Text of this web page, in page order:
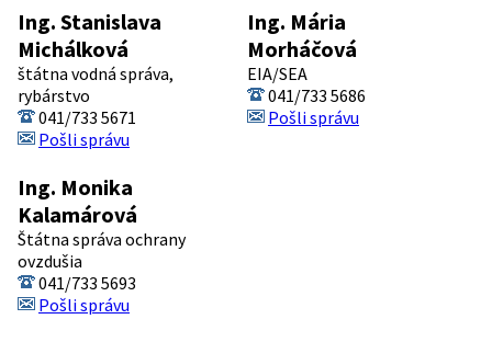
Ing. Stanislava
Michálková
štátna vodná správa,
rybárstvo
041/733 5671
Pošli správu
Ing. Mária
Morháčová
EIA/SEA
041/733 5686
Pošli správu
Ing. Monika
Kalamárová
Štátna správa ochrany
ovzdušia
041/733 5693
Pošli správu